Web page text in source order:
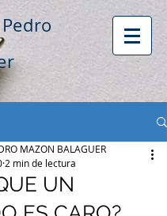
UN
MAZON BALAGUER
2 min de lectura